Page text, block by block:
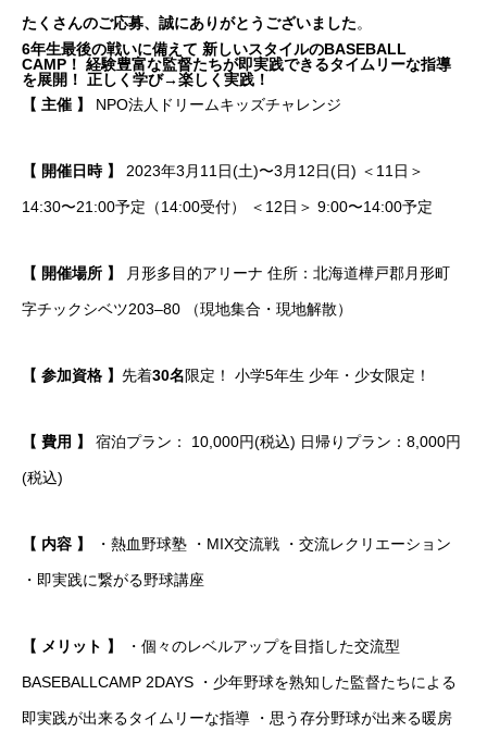
たくさんのご応募、誠にありがとうございました。
6年生最後の戦いに備えて 新しいスタイルのBASEBALL
CAMP！ 経験豊富な監督たちが即実践できるタイムリーな指導
を展開！ 正しく学び→楽しく実践！
【 主催 】
NPO法人ドリームキッズチャレンジ
【 開催日時 】 2023年3月11日(土)〜3月12日(日) ＜11日＞
14:30〜21:00予定（14:00受付） ＜12日＞ 9:00〜14:00予定
【 開催場所 】 月形多目的アリーナ 住所：北海道樺戸郡月形町
字チックシベツ203–80 （現地集合・現地解散）
【 参加資格 】 先着30名限定！ 小学5年生 少年・少女限定！
【 費用 】 宿泊プラン： 10,000円(税込) 日帰りプラン：8,000円
(税込)
【 内容 】 ・熱血野球塾 ・MIX交流戦 ・交流レクリエーション
・即実践に繋がる野球講座
【 メリット 】 ・個々のレベルアップを目指した交流型
BASEBALLCAMP 2DAYS ・少年野球を熟知した監督たちによる
即実践が出来るタイムリーな指導 ・思う存分野球が出来る暖房